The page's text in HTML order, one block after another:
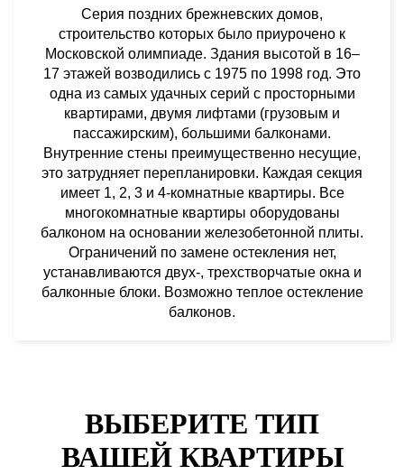
Серия поздних брежневских домов,
строительство которых было приурочено к
Московской олимпиаде. Здания высотой в 16–
17 этажей возводились с 1975 по 1998 год. Это
одна из самых удачных серий с просторными
квартирами, двумя лифтами (грузовым и
пассажирским), большими балконами.
Внутренние стены преимущественно несущие,
это затрудняет перепланировки. Каждая секция
имеет 1, 2, 3 и 4-комнатные квартиры. Все
многокомнатные квартиры оборудованы
балконом на основании железобетонной плиты.
Ограничений по замене остекления нет,
устанавливаются двух-, трехстворчатые окна и
балконные блоки. Возможно теплое остекление
балконов.
ВЫБЕРИТЕ ТИП
ВАШЕЙ КВАРТИРЫ